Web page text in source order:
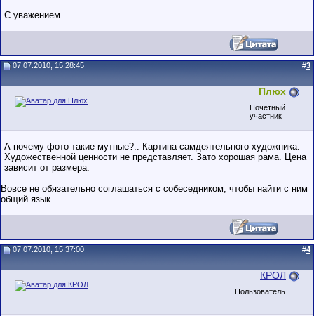
С уважением.
07.07.2010, 15:28:45 #3
Плюх
Почётный
участник
А почему фото такие мутные?.. Картина самдеятельного художника.
Художественной ценности не представляет. Зато хорошая рама. Цена
зависит от размера.
Вовсе не обязательно соглашаться с собеседником, чтобы найти с ним
общий язык
07.07.2010, 15:37:00 #4
КРОЛ
Пользователь